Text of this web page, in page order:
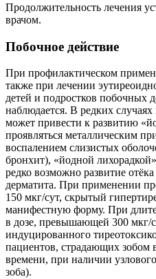
Продолжительность лечения
врачом.
Побочное действие
При профилактическом
также при лечении
детей и подростков побочных
наблюдается. В редких
может привести к развитию
проявляться металлическим
воспалением слизистых
бронхит), «йодной
редко возможно развитие
дерматита. При применении
150 мкг/сут, скрытый
манифестную форму. При
в дозе, превышающей 300 мкг/
индуцированного
пациентов, страдающих зобом
времени, при наличии
зоба).